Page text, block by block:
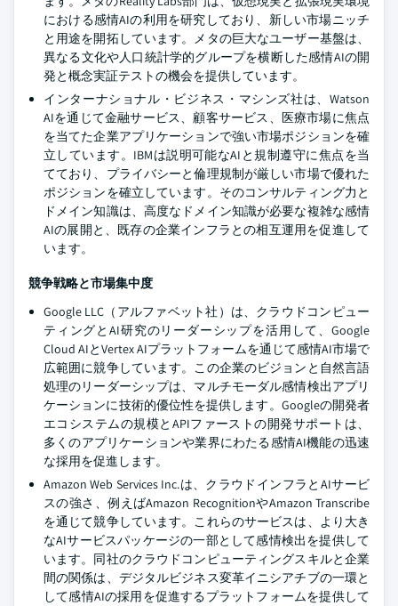
における感情AIの利用を研究しており、新しい市場ニッチ
と用途を開拓しています。メタの巨大なユーザー基盤は、
異なる文化や人口統計学的グループを横断した感情AIの開
発と概念実証テストの機会を提供しています。
インターナショナル・ビジネス・マシンズ社は、Watson
AIを通じて金融サービス、顧客サービス、医療市場に焦点
を当てた企業アプリケーションで強い市場ポジションを確
立しています。IBMは説明可能なAIと規制遵守に焦点を当
てており、プライバシーと倫理規制が厳しい市場で優れた
ポジションを確立しています。そのコンサルティング力と
ドメイン知識は、高度なドメイン知識が必要な複雑な感情
AIの展開と、既存の企業インフラとの相互運用を促進して
います。
競争戦略と市場集中度
Google LLC（アルファベット社）は、クラウドコンピュー
ティングとAI研究のリーダーシップを活用して、Google
Cloud AIとVertex AIプラットフォームを通じて感情AI市場で
広範囲に競争しています。この企業のビジョンと自然言語
処理のリーダーシップは、マルチモーダル感情検出アプリ
ケーションに技術的優位性を提供します。Googleの開発者
エコシステムの規模とAPIファーストの開発サポートは、
多くのアプリケーションや業界にわたる感情AI機能の迅速
な採用を促進します。
Amazon Web Services Inc.は、クラウドインフラとAIサービ
スの強さ、例えばAmazon RecognitionやAmazon Transcribe
を通じて競争しています。これらのサービスは、より大き
なAIサービスパッケージの一部として感情検出を提供して
います。同社のクラウドコンピューティングスキルと企業
間の関係は、デジタルビジネス変革イニシアチブの一環と
して感情AIの採用を促進するプラットフォームを提供して